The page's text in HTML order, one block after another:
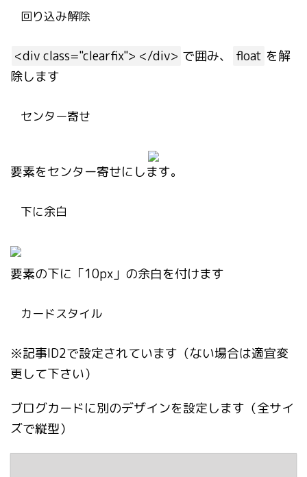
回り込み解除
<div class="clearfix"> </div> で囲み、 float を解
除します
センター寄せ
要素をセンター寄せにします。
下に余白
要素の下に「10px」の余白を付けます
カードスタイル
※記事ID2で設定されています（ない場合は適宜変
更して下さい）
ブログカードに別のデザインを設定します（全サイ
ズで縦型）